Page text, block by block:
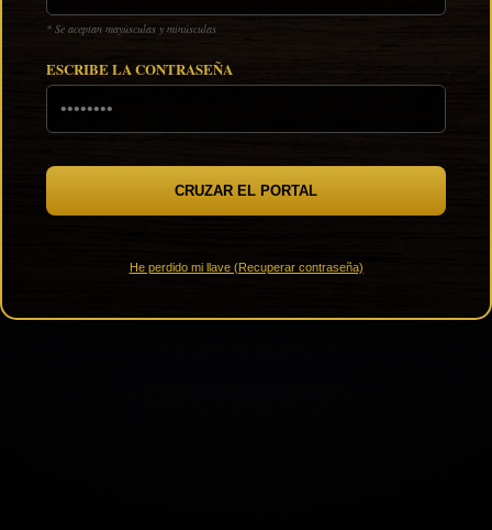
* Se aceptan mayúsculas y minúsculas
ESCRIBE LA CONTRASEÑA
CRUZAR EL PORTAL
He perdido mi llave (Recuperar contraseña)